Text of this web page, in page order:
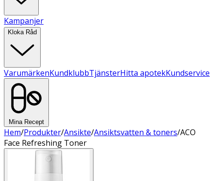
Kampanjer
Kloka Råd
VarumärkenKundklubbTjänsterHitta apotekKundservice
Mina Recept
Hem/Produkter/Ansikte/Ansiktsvatten & toners/ACO
Face Refreshing Toner